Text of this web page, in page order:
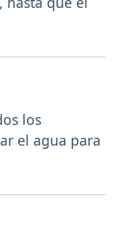
los
el agua para